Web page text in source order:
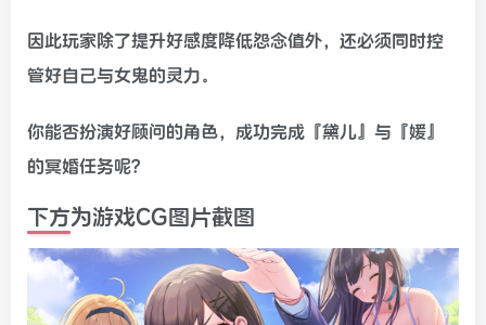
因此玩家除了提升好感度降低怨念值外，还必须同时控
管好自己与女鬼的灵力。
你能否扮演好顾问的角色，成功完成『黛儿』与『媛』
的冥婚任务呢？
下方为游戏CG图片截图